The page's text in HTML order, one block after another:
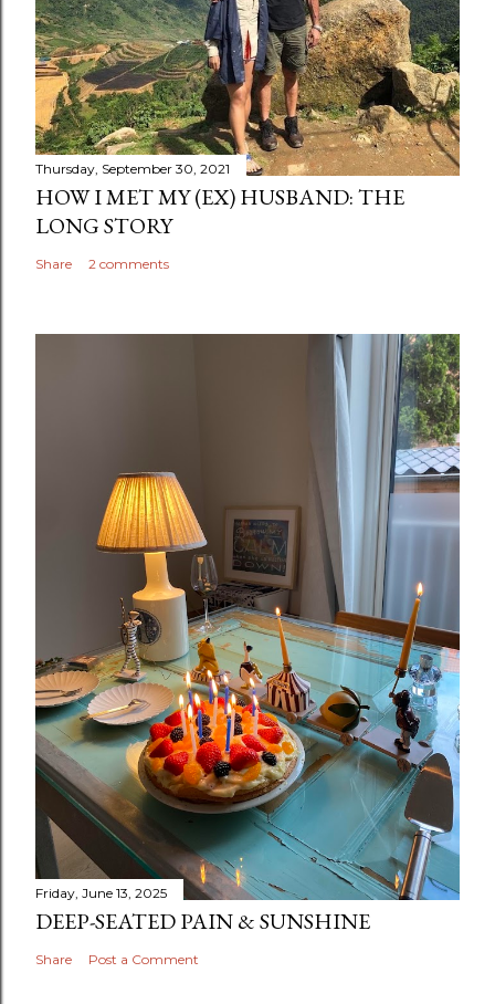
Thursday, September 30, 2021
HOW I MET MY (EX) HUSBAND: THE
LONG STORY
Share 2 comments
Friday, June 13, 2025
DEEP-SEATED PAIN & SUNSHINE
Share Post a Comment